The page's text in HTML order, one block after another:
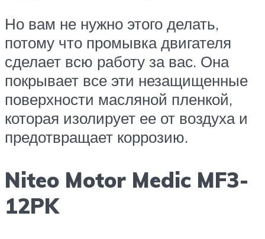
Но вам не нужно этого делать,
потому что промывка двигателя
сделает всю работу за вас. Она
покрывает все эти незащищенные
поверхности масляной пленкой,
которая изолирует ее от воздуха и
предотвращает коррозию.
Niteo Motor Medic MF3-
12PK